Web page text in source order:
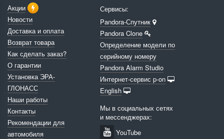
Акции
Новости
Доставка и оплата
Возврат товара
Как сделать заказ?
О гарантии
Установка ЭРА-
ГЛОНАСС
Наши работы
Контакты
Рекомендации для
автомобиля
Сервисы:
Pandora-Спутник
Pandora Clone
Определение модели по
серийному номеру
Pandora Alarm Studio
Интернет-сервис p-on
English
Мы в социальных сетях
и мессенджерах:
YouTube